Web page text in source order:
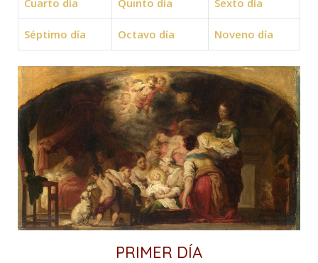
Séptimo día Octavo día Noveno día
PRIMER DÍA